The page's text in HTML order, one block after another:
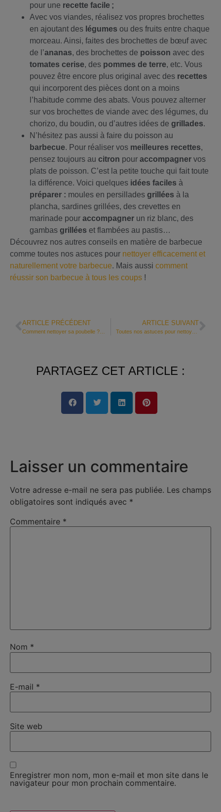
pour une recette facile ;
Avec vos viandes, réalisez vos propres brochettes
en ajoutant des légumes ou des fruits entre chaque
morceau. Ainsi, faites des brochettes de bœuf avec
de l’ananas, des brochettes de poisson avec des
tomates cerise, des pommes de terre, etc. Vous
pouvez être encore plus original avec des recettes
qui incorporent des pièces dont on a moins
l’habitude comme des abats. Vous pouvez alterner
sur vos brochettes de viande avec des légumes, du
chorizo, du boudin, ou d’autres idées de grillades.
N’hésitez pas aussi à faire du poisson au
barbecue. Pour réaliser vos meilleures recettes,
pensez toujours au citron pour accompagner vos
plats de poisson. C’est la petite touche qui fait toute
la différence. Voici quelques idées faciles à
préparer : moules en persillades grillées à la
plancha, sardines grillées, des crevettes en
marinade pour accompagner un riz blanc, des
gambas grillées et flambées au pastis…
Découvrez nos autres conseils en matière de barbecue
comme toutes nos astuces pour nettoyer efficacement et
naturellement votre barbecue. Mais aussi comment
réussir son barbecue à tous les coups !
ARTICLE PRÉCÉDENT ARTICLE SUIVANT
Toutes nos astuces pour nettoyer son barbecue efficacement et naturellement !
PARTAGEZ CET ARTICLE :
Laisser un commentaire
Votre adresse e-mail ne sera pas publiée. Les champs
obligatoires sont indiqués avec *
Commentaire *
Nom *
E-mail *
Site web
Enregistrer mon nom, mon e-mail et mon site dans le
navigateur pour mon prochain commentaire.